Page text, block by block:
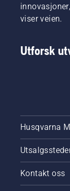
viser veien.
Utforsk
Husqvarna
Kontakt oss